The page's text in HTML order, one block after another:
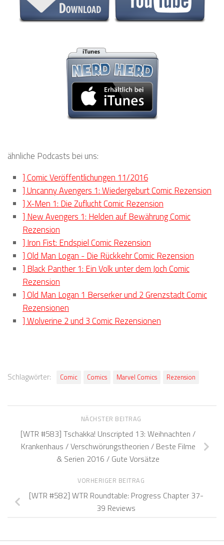
ähnliche Podcasts bei uns:
] Comic Veröffentlichungen 11/2016
] Uncanny Avengers 1: Wiedergeburt Comic Rezension
] X-Men 1: Die Zuflucht Comic Rezension
] New Avengers 1: Helden auf Bewährung Comic
Rezension
] Iron Fist: Endspiel Comic Rezension
] Old Man Logan - Die Rückkehr Comic Rezension
] Black Panther 1: Ein Volk unter dem Joch Comic
Rezension
] Old Man Logan 1 Berserker und 2 Grenzstadt Comic
Rezensionen
] Wolverine 2 und 3 Comic Rezensionen
Schlagwörter: Comic Comics Marvel Comics Rezension
NÄCHSTER BEITRAG
[WTR #583] Tschakka! Unscripted 13: Weihnachten /
Krankenhaus / Verschwörungstheorien / Beste Filme
& Serien 2016 / Gute Vorsätze
VORHERIGER BEITRAG
[WTR #582] WTR Roundtable: Progress Chapter 37-
39 Reviews